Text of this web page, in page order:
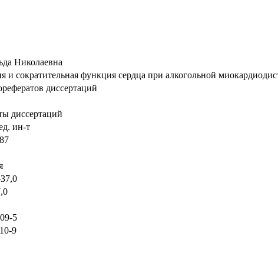
Николаевна
и сократительная функция сердца при алкогольной
диссертаций
диссертаций
ин-т
5
9